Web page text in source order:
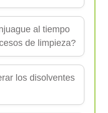
al tiempo
de limpieza?
los disolventes